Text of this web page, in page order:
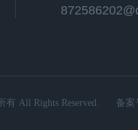
All Rights Reserved. 备案